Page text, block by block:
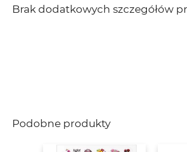
Brak dodatkowych szczegółów
Podobne produkty